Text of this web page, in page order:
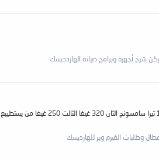
ركن شرح أجهزة وبرامج صيانة الهاردديسك
اخوتي الكرام لدي 3 هاردات لابتوب
وطلبات الفيرم وير للهارديسك